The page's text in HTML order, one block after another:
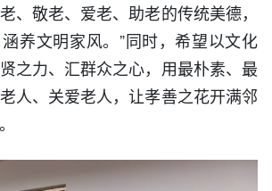
、敬老、爱老、助老的传统美德，
养文明家风。”同时，希望以文化
之力、汇群众之心，用最朴素、最
人、关爱老人，让孝善之花开满邻